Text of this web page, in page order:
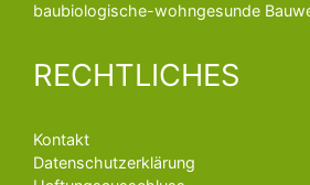
baubiologische-wohngesunde
RECHTLICHES
Kontakt
Datenschutzerklärung